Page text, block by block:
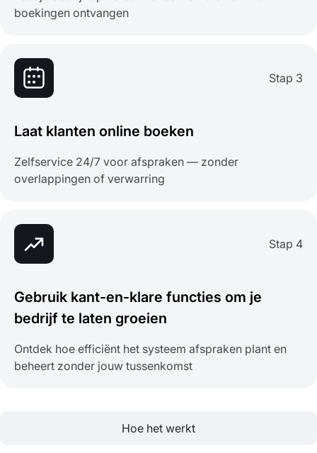
boekingen ontvangen
Stap 3
Laat klanten online boeken
Zelfservice 24/7 voor afspraken — zonder
overlappingen of verwarring
Stap 4
Gebruik kant-en-klare functies om je
bedrijf te laten groeien
Ontdek hoe efficiënt het systeem afspraken plant en
beheert zonder jouw tussenkomst
Hoe het werkt